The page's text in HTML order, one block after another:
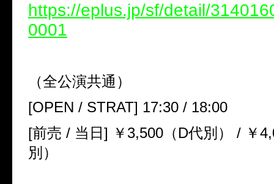
https://eplus.jp/sf/detail/
0001
（全公演共通）
[OPEN / STRAT] 17:30 / 18:00
[前売 / 当日] ￥3,500（D代別） / ￥
別）